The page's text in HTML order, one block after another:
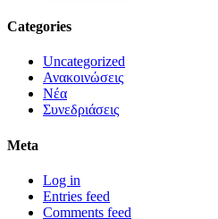
Categories
Uncategorized
Ανακοινώσεις
Νέα
Συνεδριάσεις
Meta
Log in
Entries feed
Comments feed